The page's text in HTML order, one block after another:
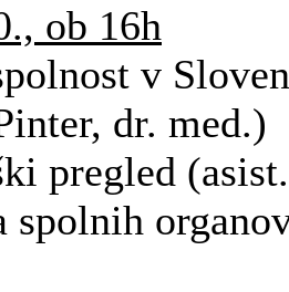
ob 16h
v
dr. med.)
pregled
spolnih